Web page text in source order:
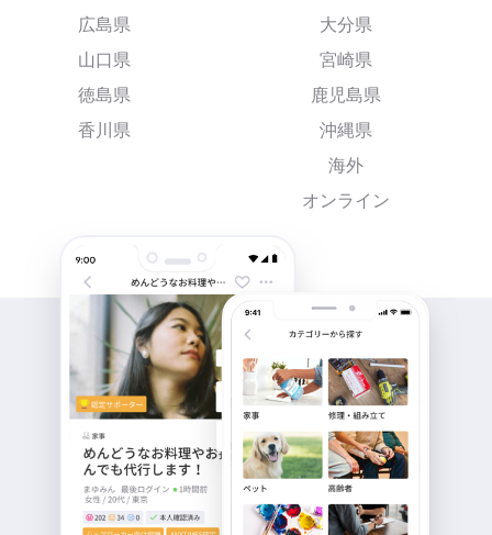
広島県
山口県
徳島県
香川県
大分県
宮崎県
鹿児島県
沖縄県
海外
オンライン